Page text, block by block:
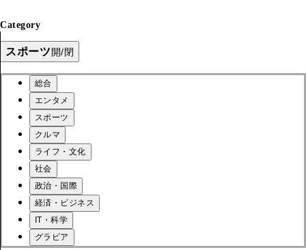
Category
スポーツ開/閉
総合
エンタメ
スポーツ
クルマ
ライフ・文化
社会
政治・国際
経済・ビジネス
IT・科学
グラビア